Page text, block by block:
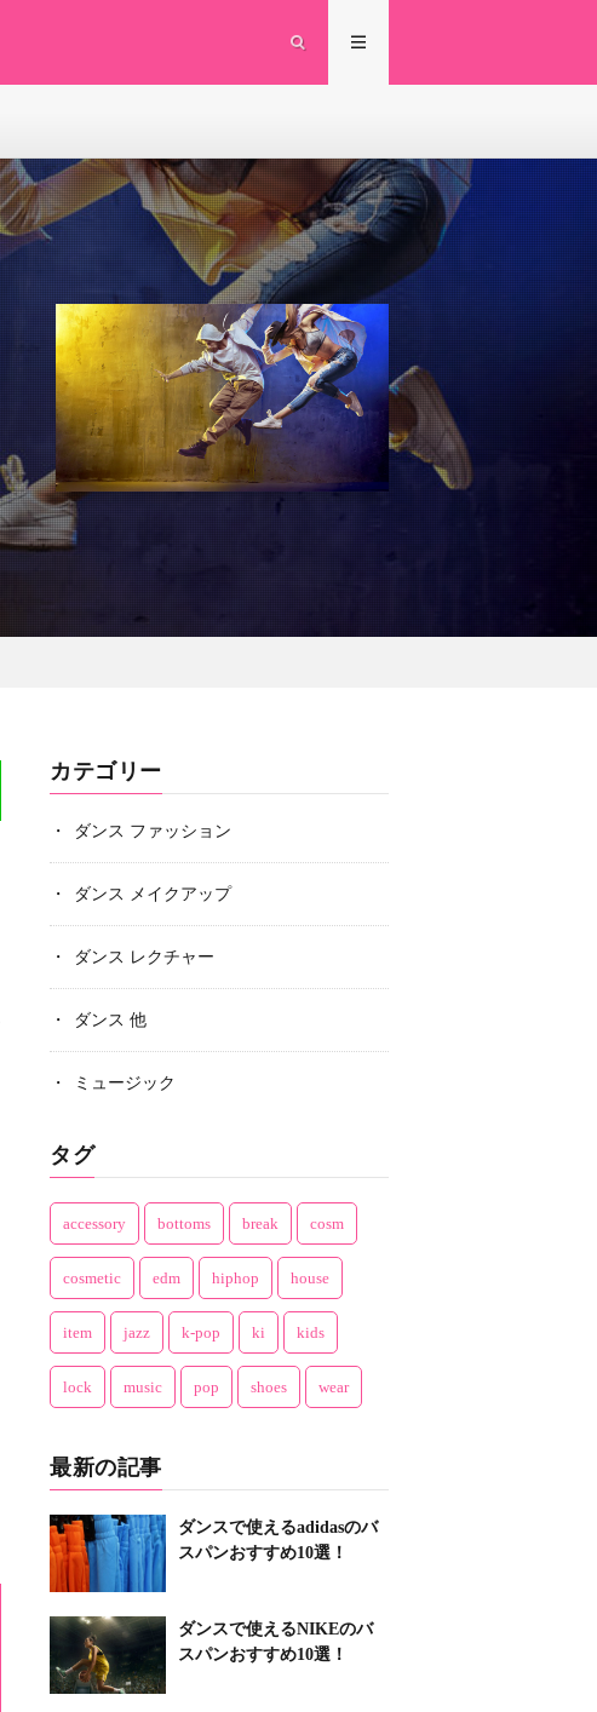
カテゴリー
ダンス ファッション
ダンス メイクアップ
ダンス レクチャー
ダンス 他
ミュージック
タグ
accessory bottoms break cosm
cosmetic edm hiphop house
item jazz k-pop ki kids
lock music pop shoes wear
最新の記事
ダンスで使えるadidasのバ
スパンおすすめ10選！
ダンスで使えるNIKEのバ
スパンおすすめ10選！